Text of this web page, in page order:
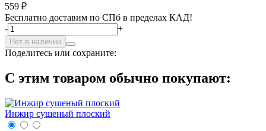
559 ₽
Бесплатно доставим по СПб в пределах КАД!
-
+
Нет в наличии
Поделитесь или сохраните:
С этим товаром обычно покупают:
Инжир сушеный плоский